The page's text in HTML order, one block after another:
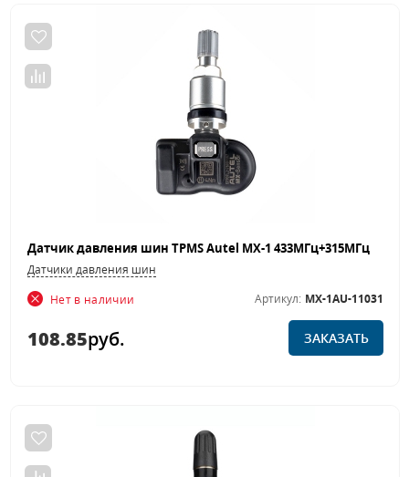
Датчик давления шин TPMS Autel MX-1 433МГц+315МГц
Датчики давления шин
Нет в наличии
Артикул: MX-1AU-11031
108.85руб. ЗАКАЗАТЬ